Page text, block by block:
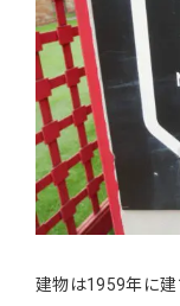
建物は1959年に